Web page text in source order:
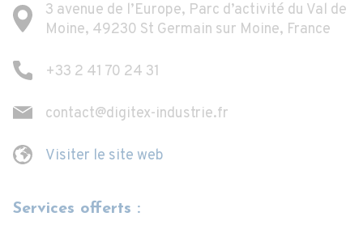
3 avenue de l’Europe, Parc d’activité du Val de
Moine, 49230 St Germain sur Moine, France
+33 2 41 70 24 31
contact@digitex-industrie.fr
Visiter le site web
Services offerts :